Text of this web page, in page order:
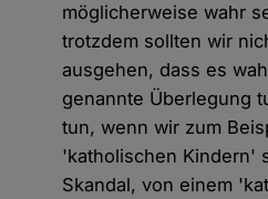
möglicherweise wahr
trotzdem sollten wir
ausgehen, dass es
genannte Überlegung
tun, wenn wir zum
'katholischen Kindern'
Skandal, von einem